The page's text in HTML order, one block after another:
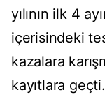
yılının ilk 4
içerisindeki
kazalara
kayıtlara geçti.